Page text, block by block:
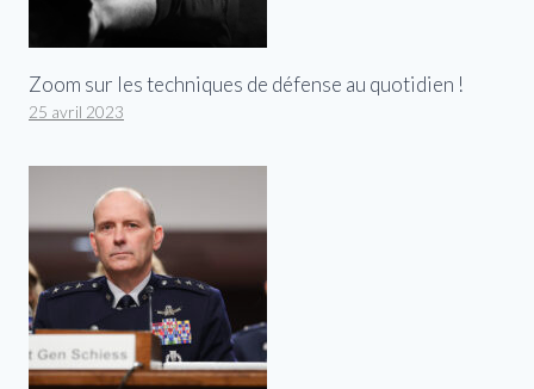
Zoom sur les techniques de défense au quotidien !
25 avril 2023